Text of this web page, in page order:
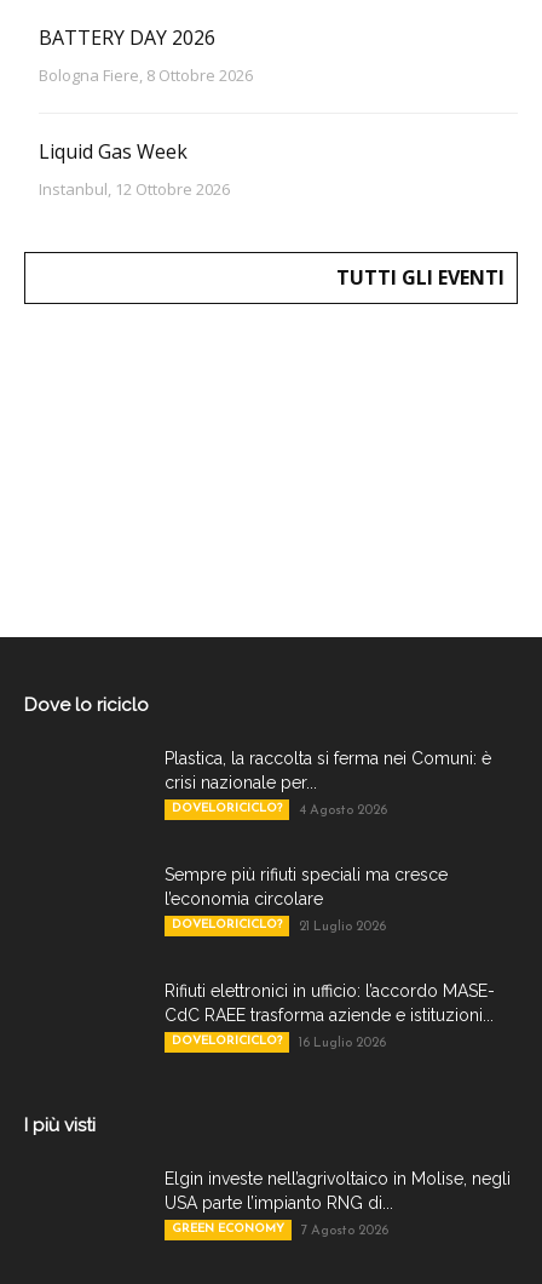
BATTERY DAY 2026
Bologna Fiere, 8 Ottobre 2026
Liquid Gas Week
Instanbul, 12 Ottobre 2026
TUTTI GLI EVENTI
Dove lo riciclo
Plastica, la raccolta si ferma nei Comuni: è
crisi nazionale per...
DOVELORICICLO? 4 Agosto 2026
Sempre più rifiuti speciali ma cresce
l’economia circolare
DOVELORICICLO? 21 Luglio 2026
Rifiuti elettronici in ufficio: l’accordo MASE-
CdC RAEE trasforma aziende e istituzioni...
DOVELORICICLO? 16 Luglio 2026
I più visti
Elgin investe nell’agrivoltaico in Molise, negli
USA parte l’impianto RNG di...
GREEN ECONOMY 7 Agosto 2026